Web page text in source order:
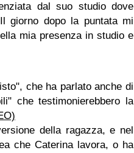
dal suo studio dove
giorno dopo la puntata mi
mia presenza in studio e
che ha parlato anche di
che testimonierebbero la
della ragazza, e nel
che Caterina lavora, o ha